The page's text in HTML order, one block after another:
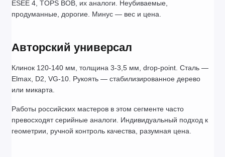
ESEE 4, TOPS BOB, их аналоги. Неубиваемые,
продуманные, дорогие. Минус — вес и цена.
Авторский универсал
Клинок 120-140 мм, толщина 3-3,5 мм, drop-point. Сталь —
Elmax, D2, VG-10. Рукоять — стабилизированное дерево
или микарта.
Работы российских мастеров в этом сегменте часто
превосходят серийные аналоги. Индивидуальный подход к
геометрии, ручной контроль качества, разумная цена.